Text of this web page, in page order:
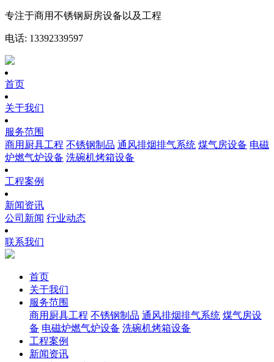
专注于商用不锈钢厨房设备以及工程
电话: 13392339597
首页
关于我们
服务范围
商用厨具工程 不锈钢制品 通风排烟排气系统 煤气房设备 电磁
炉燃气炉设备 洗碗机烤箱设备
工程案例
新闻资讯
公司新闻 行业动态
联系我们
首页
关于我们
服务范围
商用厨具工程 不锈钢制品 通风排烟排气系统 煤气房设
备 电磁炉燃气炉设备 洗碗机烤箱设备
工程案例
新闻资讯